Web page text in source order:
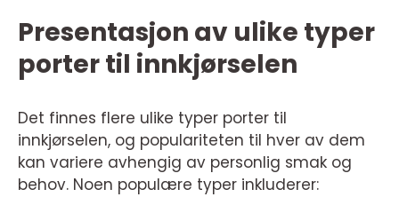
Presentasjon av ulike typer
porter til innkjørselen
Det finnes flere ulike typer porter til
innkjørselen, og populariteten til hver av dem
kan variere avhengig av personlig smak og
behov. Noen populære typer inkluderer: